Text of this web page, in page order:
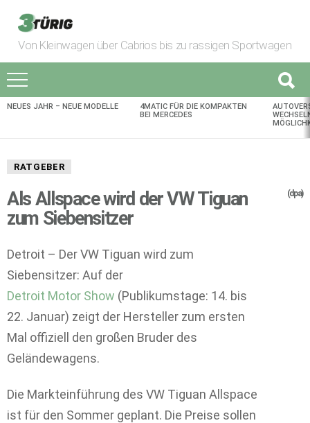
Von Kleinwagen über Cabrios bis zu rassigen Sportwagen
AKTUELLES
NEUES JAHR – NEUE MODELLE
4MATIC FÜR DIE KOMPAKTEN
BEI MERCEDES
RATGEBER
Als Allspace wird der VW Tiguan
zum Siebensitzer
(dpa)
Detroit – Der VW Tiguan wird zum
Siebensitzer: Auf der
Detroit Motor Show (Publikumstage: 14. bis
22. Januar) zeigt der Hersteller zum ersten
Mal offiziell den großen Bruder des
Geländewagens.
Die Markteinführung des VW Tiguan Allspace
ist für den Sommer geplant. Die Preise sollen